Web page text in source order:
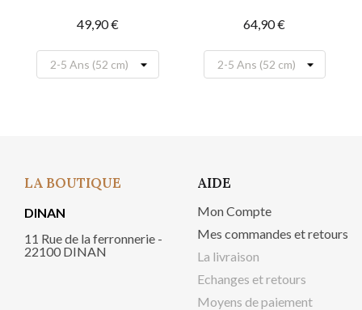
49,90 € 64,90 €
LA BOUTIQUE
DINAN
11 Rue de la ferronnerie -
22100 DINAN
AIDE
Mon Compte
Mes commandes et retours
La livraison
Echanges et retours
Moyens de paiement